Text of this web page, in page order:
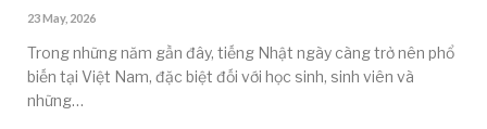
23 May, 2026
Trong những năm gần đây, tiếng Nhật ngày càng trở nên phổ
biến tại Việt Nam, đặc biệt đối với học sinh, sinh viên và
những…